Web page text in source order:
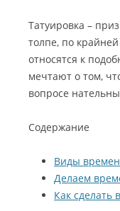
Татуировка –
толпе, по
относятся к
мечтают о том,
вопросе
Содержание
Виды
Делаем
Как сделать